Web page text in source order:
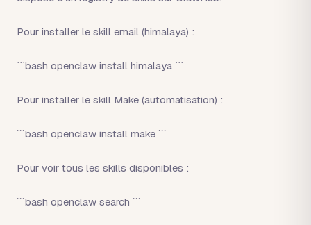
Pour installer le skill email (himalaya) :
```bash openclaw install himalaya ```
Pour installer le skill Make (automatisation) :
```bash openclaw install make ```
Pour voir tous les skills disponibles :
```bash openclaw search ```